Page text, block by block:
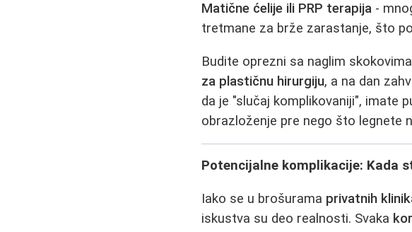
Matične ćelije ili PRP terapija -
tretmane za brže zarastanje, što
Budite oprezni sa naglim
za plastičnu hirurgiju, a na dan
da je "slučaj komplikovaniji", imate
obrazloženje pre nego što legnete
Potencijalne komplikacije: Kada
Iako se u brošurama privatnih
iskustva su deo realnosti. Svaka